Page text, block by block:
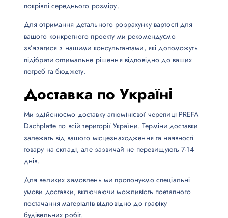
покрівлі середнього розміру.
Для отримання детального розрахунку вартості для
вашого конкретного проекту ми рекомендуємо
зв’язатися з нашими консультантами, які допоможуть
підібрати оптимальне рішення відповідно до ваших
потреб та бюджету.
Доставка по Україні
Ми здійснюємо доставку алюмінієвої черепиці PREFA
Dachplatte по всій території України. Терміни доставки
залежать від вашого місцезнаходження та наявності
товару на складі, але зазвичай не перевищують 7-14
днів.
Для великих замовлень ми пропонуємо спеціальні
умови доставки, включаючи можливість поетапного
постачання матеріалів відповідно до графіку
будівельних робіт.